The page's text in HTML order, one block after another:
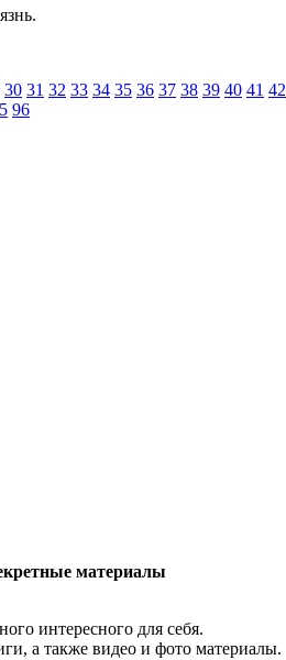
30 31 32 33 34 35 36 37 38 39 40 41 42
96
материалы
интересного для себя.
а также видео и фото материалы.